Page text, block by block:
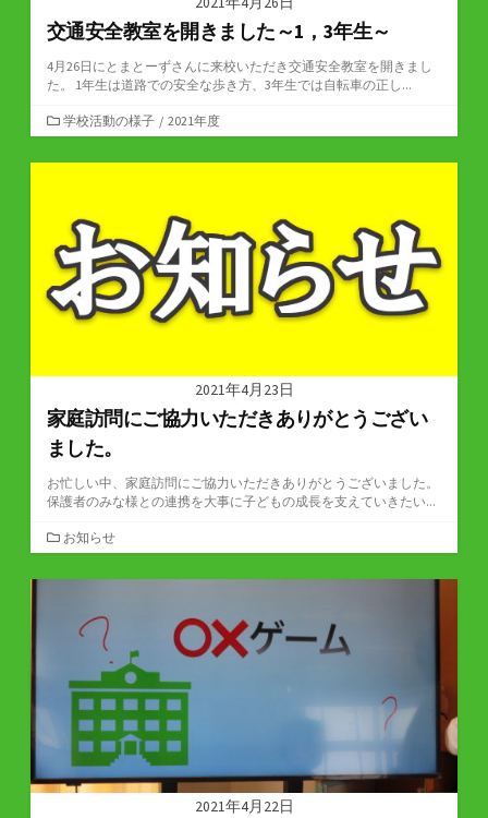
交通安全教室を開きました～1，3年生～
4月26日にとまとーずさんに来校いただき交通安全教室を開きまし
た。 1年生は道路での安全な歩き方、3年生では自転車の正し...
カ
テ
ゴ
学校活動の様子 / 2021年度
2021年4月23日
家庭訪問にご協力いただきありがとうござい
ました。
お忙しい中、家庭訪問にご協力いただきありがとうございました。
保護者のみな様との連携を大事に子どもの成長を支えていきたい...
カ
テ
ゴ
お知らせ
2021年4月22日